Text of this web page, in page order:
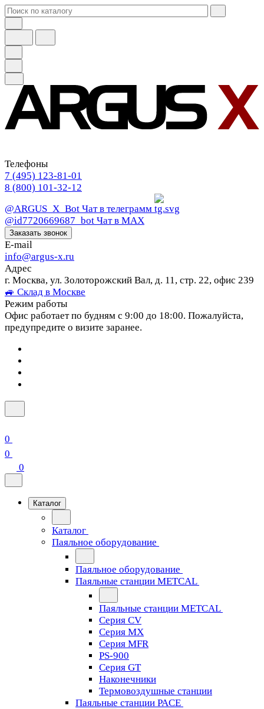
Телефоны
7 (495) 123-81-01
8 (800) 101-32-12
@ARGUS_X_Bot Чат в телеграмм
@id7720669687_bot Чат в МАХ
Заказать звонок
E-mail
info@argus-x.ru
Адрес
г. Москва, ул. Золоторожский Вал, д. 11, стр. 22, офис 239
🚙 Склад в Москве
Режим работы
Офис работает по будням с 9:00 до 18:00. Пожалуйста,
предупредите о визите заранее.
0
0
0
Каталог
Каталог
Паяльное оборудование
Паяльное оборудование
Паяльные станции METCAL
Паяльные станции METCAL
Серия CV
Серия MX
Серия MFR
PS-900
Серия GT
Наконечники
Термовоздушные станции
Паяльные станции PACE